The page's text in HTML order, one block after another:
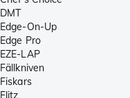
DMT
Edge-On-Up
Edge Pro
EZE-LAP
Fällkniven
Fiskars
Flitz